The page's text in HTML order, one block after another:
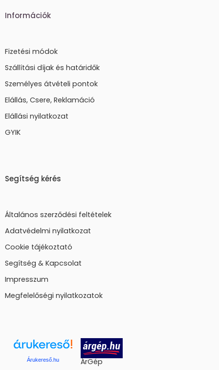
Információk
Fizetési módok
Szállítási díjak és határidők
Személyes átvételi pontok
Elállás, Csere, Reklamáció
Elállási nyilatkozat
GYIK
Segítség kérés
Általános szerződési feltételek
Adatvédelmi nyilatkozat
Cookie tájékoztató
Segítség & Kapcsolat
Impresszum
Megfelelőségi nyilatkozatok
Árukereső.hu ÁrGép